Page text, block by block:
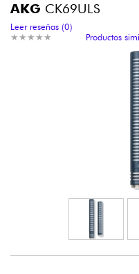
Ampli & Efectos
Sintetizadores &
AKG CK69ULS
★ ★ ★ ★ ★
★ ★ ★ ★ ★
Leer reseñas (0)
Productos